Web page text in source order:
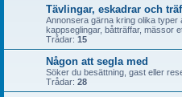
Tävlingar, eskadrar och
Annonsera gärna kring olika typer
kappseglingar, båtträffar, mässor
Trådar: 15
Någon att segla med
Söker du besättning, gast eller
Trådar: 28